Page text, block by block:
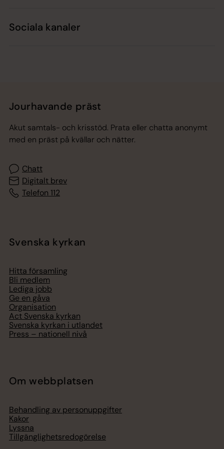
Sociala kanaler
Jourhavande präst
Akut samtals- och krisstöd. Prata eller chatta anonymt
med en präst på kvällar och nätter.
Chatt
Digitalt brev
Telefon 112
Svenska kyrkan
Hitta församling
Bli medlem
Lediga jobb
Ge en gåva
Organisation
Act Svenska kyrkan
Svenska kyrkan i utlandet
Press – nationell nivå
Om webbplatsen
Behandling av personuppgifter
Kakor
Lyssna
Tillgänglighetsredogörelse